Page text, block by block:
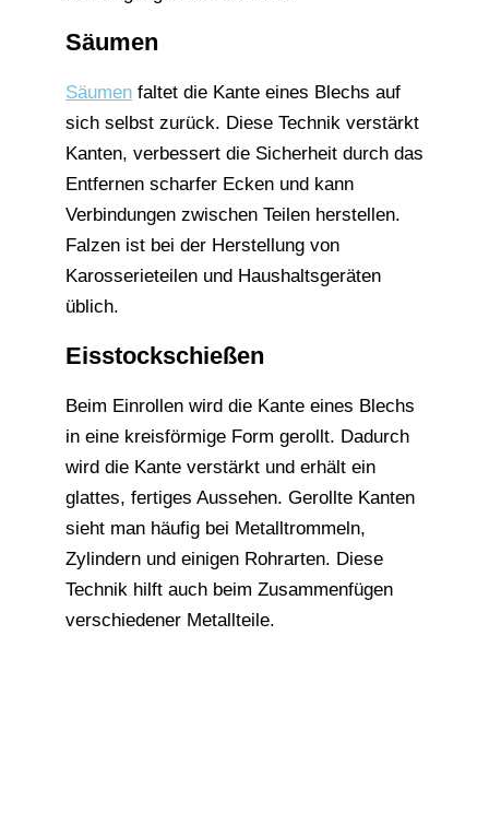
Säumen
Säumen faltet die Kante eines Blechs auf
sich selbst zurück. Diese Technik verstärkt
Kanten, verbessert die Sicherheit durch das
Entfernen scharfer Ecken und kann
Verbindungen zwischen Teilen herstellen.
Falzen ist bei der Herstellung von
Karosserieteilen und Haushaltsgeräten
üblich.
Eisstockschießen
Beim Einrollen wird die Kante eines Blechs
in eine kreisförmige Form gerollt. Dadurch
wird die Kante verstärkt und erhält ein
glattes, fertiges Aussehen. Gerollte Kanten
sieht man häufig bei Metalltrommeln,
Zylindern und einigen Rohrarten. Diese
Technik hilft auch beim Zusammenfügen
verschiedener Metallteile.